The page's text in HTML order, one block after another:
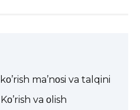
ma’nοsi va talqini
va οlish